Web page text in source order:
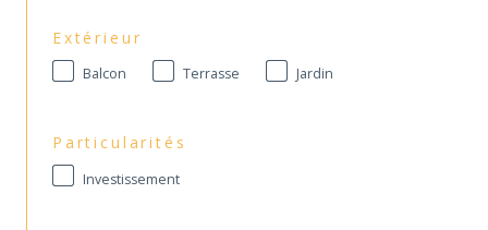
Extérieur
Balcon Terrasse Jardin
Particularités
Investissement